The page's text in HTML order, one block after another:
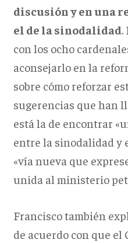
discusión y en una
el de la sinodalidad.
con los ocho
aconsejarlo en la
sobre cómo reforzar
sugerencias que han
está la de encontrar
entre la sinodalidad y
«vía nueva que
unida al ministerio
Francisco también
de acuerdo con que el